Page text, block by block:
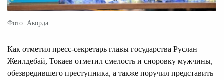
Фото: Акорда
Как отметил пресс-секретарь главы государства Руслан
Жеилдебай, Токаев отметил смелость и сноровку мужчины,
обезвредившего преступника, а также поручил представить